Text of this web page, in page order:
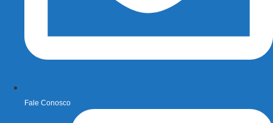
Fale Conosco